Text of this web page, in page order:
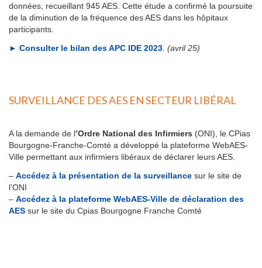
données, recueillant 945 AES. Cette étude a confirmé la poursuite
de la diminution de la fréquence des AES dans les hôpitaux
participants.
► Consulter le bilan des APC IDE 2023. (avril 25)
SURVEILLANCE DES AES EN SECTEUR LIBÉRAL
A la demande de l’Ordre National des Infirmiers (ONI), le CPias
Bourgogne-Franche-Comté a développé la plateforme WebAES-
Ville permettant aux infirmiers libéraux de déclarer leurs AES.
– Accédez à la présentation de la surveillance sur le site de
l’ONI
– Accédez à la plateforme WebAES-Ville de déclaration des
AES sur le site du Cpias Bourgogne Franche Comté